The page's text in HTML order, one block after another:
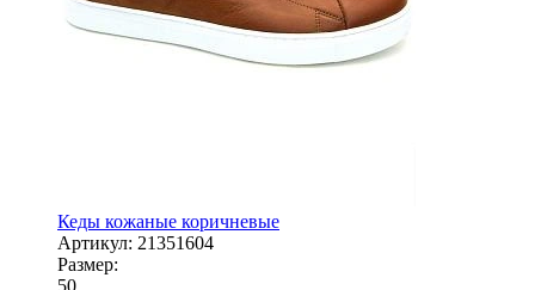
Кеды кожаные коричневые
Артикул: 21351604
Размер: